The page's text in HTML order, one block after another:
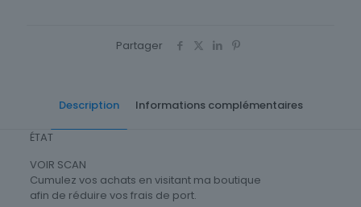
Partager
Description Informations complémentaires
ÉTAT
VOIR SCAN
Cumulez vos achats en visitant ma boutique
afin de réduire vos frais de port.